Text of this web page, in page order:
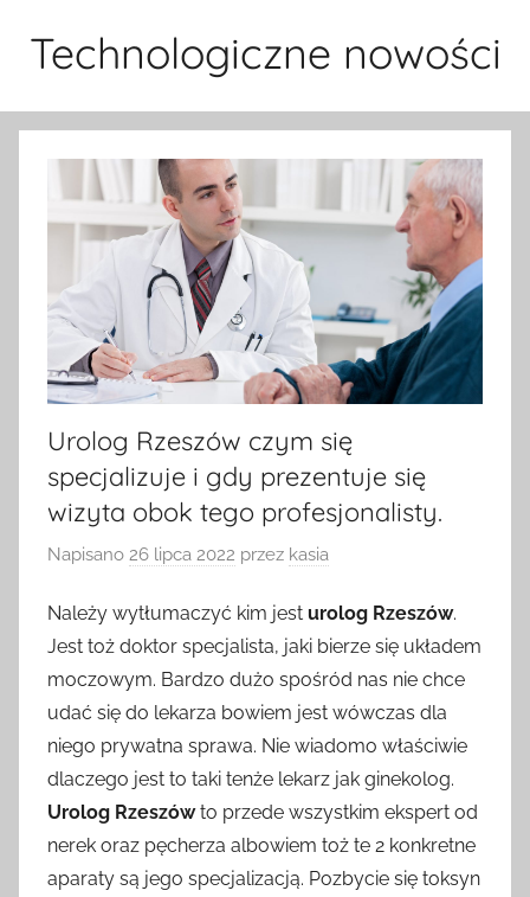
Technologiczne nowości
Urolog Rzeszów czym się
specjalizuje i gdy prezentuje się
wizyta obok tego profesjonalisty.
Napisano 26 lipca 2022 przez kasia
Należy wytłumaczyć kim jest urolog Rzeszów.
Jest toż doktor specjalista, jaki bierze się układem
moczowym. Bardzo dużo spośród nas nie chce
udać się do lekarza bowiem jest wówczas dla
niego prywatna sprawa. Nie wiadomo właściwie
dlaczego jest to taki tenże lekarz jak ginekolog.
Urolog Rzeszówto przede wszystkim ekspert od
nerek oraz pęcherza albowiem toż te 2 konkretne
aparaty są jego specjalizacją. Pozbycie się toksyn